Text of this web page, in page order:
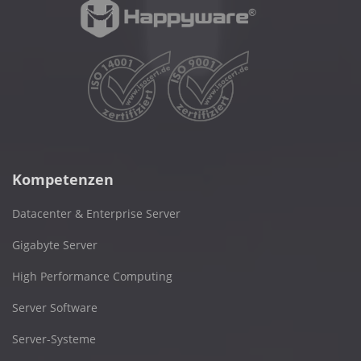
Kompetenzen
Datacenter & Enterprise Server
Gigabyte Server
High Performance Computing
Server Software
Server-Systeme